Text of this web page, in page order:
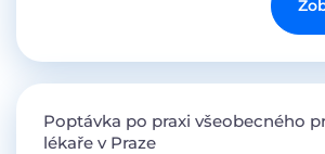
Poptávka po praxi všeobecného
lékaře v Praze